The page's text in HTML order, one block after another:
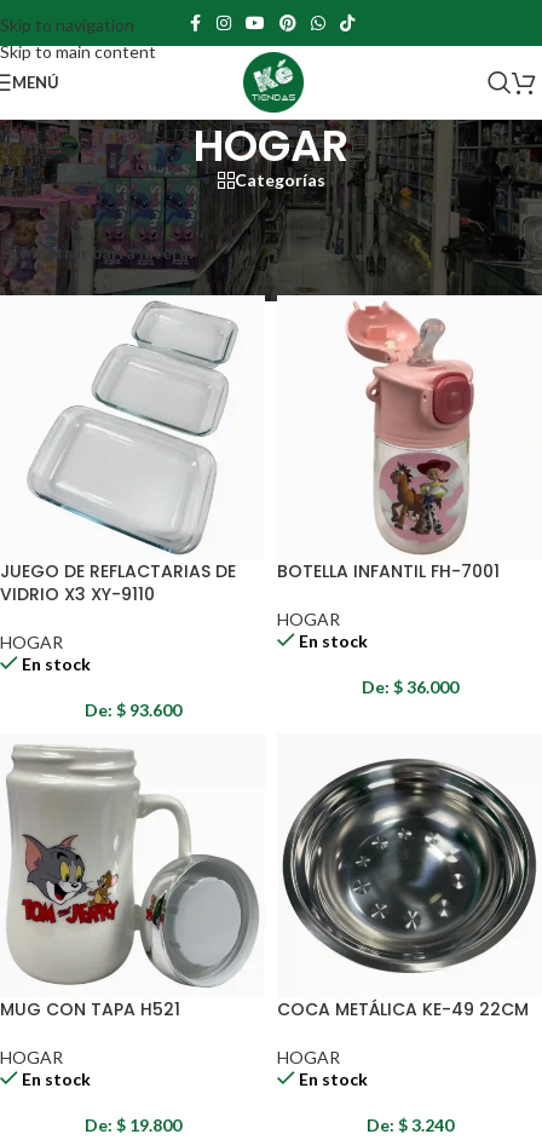
Skip to navigation
Skip to main content
MENÚ
HOGAR
Categorías
Portada»HOGAR» Página 2 Mostrando 13–24 de 252 resultados
Mostrar barra lateral
JUEGO DE REFLACTARIAS DE
VIDRIO X3 XY-9110
HOGAR
En stock
De: $93.600
BOTELLA INFANTIL FH-7001
HOGAR
En stock
De: $36.000
MUG CON TAPA H521
HOGAR
En stock
De: $19.800
COCA METÁLICA KE-49 22CM
HOGAR
En stock
De: $3.240